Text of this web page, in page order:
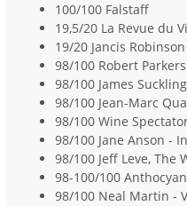
100/100 Falstaff
19,5/20 La Revue du
19/20 Jancis Robinson
98/100 Robert
98/100 James Suckling
98/100 Jean-Marc
98/100 Wine
98/100 Jane Anson -
98/100 Jeff Leve, The
98-100/100
98/100 Neal Martin -